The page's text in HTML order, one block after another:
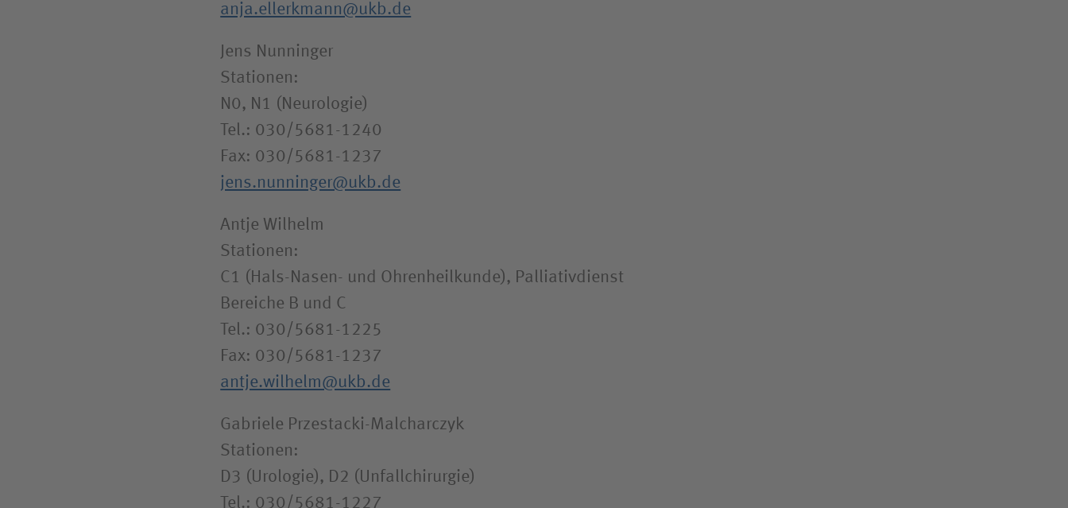
anja.ellerkmann@ukb.de
Jens Nunninger
Stationen:
N0, N1 (Neurologie)
Tel.: 030/5681-1240
Fax: 030/5681-1237
jens.nunninger@ukb.de
Antje Wilhelm
Stationen:
C1 (Hals-Nasen- und Ohrenheilkunde), Palliativdienst
Bereiche B und C
Tel.: 030/5681-1225
Fax: 030/5681-1237
antje.wilhelm@ukb.de
Gabriele Przestacki-Malcharczyk
Stationen:
D3 (Urologie), D2 (Unfallchirurgie)
Tel.: 030/5681-1227